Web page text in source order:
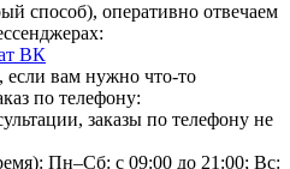
способ), оперативно отвечаем
ВК
если вам нужно что-то
по телефону:
заказы по телефону не
Пн–Сб: с 09:00 до 21:00; Вс: